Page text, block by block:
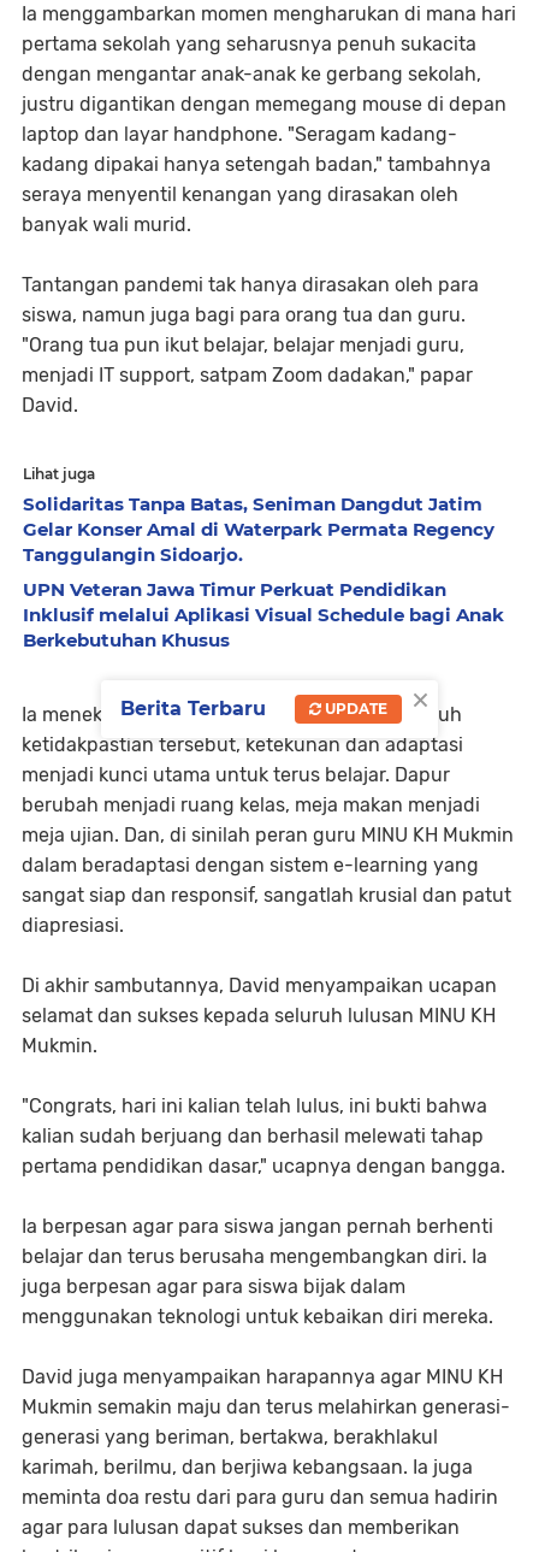
Ia menggambarkan momen mengharukan di mana hari
pertama sekolah yang seharusnya penuh sukacita
dengan mengantar anak-anak ke gerbang sekolah,
justru digantikan dengan memegang mouse di depan
laptop dan layar handphone. "Seragam kadang-
kadang dipakai hanya setengah badan," tambahnya
seraya menyentil kenangan yang dirasakan oleh
banyak wali murid.
Tantangan pandemi tak hanya dirasakan oleh para
siswa, namun juga bagi para orang tua dan guru.
"Orang tua pun ikut belajar, belajar menjadi guru,
menjadi IT support, satpam Zoom dadakan," papar
David.
Lihat juga
Solidaritas Tanpa Batas, Seniman Dangdut Jatim
Gelar Konser Amal di Waterpark Permata Regency
Tanggulangin Sidoarjo.
UPN Veteran Jawa Timur Perkuat Pendidikan
Inklusif melalui Aplikasi Visual Schedule bagi Anak
Berkebutuhan Khusus
Ia menekankan bahwa dalam situasi yang penuh
ketidakpastian tersebut, ketekunan dan adaptasi
menjadi kunci utama untuk terus belajar. Dapur
berubah menjadi ruang kelas, meja makan menjadi
meja ujian. Dan, di sinilah peran guru MINU KH Mukmin
dalam beradaptasi dengan sistem e-learning yang
sangat siap dan responsif, sangatlah krusial dan patut
diapresiasi.
Di akhir sambutannya, David menyampaikan ucapan
selamat dan sukses kepada seluruh lulusan MINU KH
Mukmin.
"Congrats, hari ini kalian telah lulus, ini bukti bahwa
kalian sudah berjuang dan berhasil melewati tahap
pertama pendidikan dasar," ucapnya dengan bangga.
Ia berpesan agar para siswa jangan pernah berhenti
belajar dan terus berusaha mengembangkan diri. Ia
juga berpesan agar para siswa bijak dalam
menggunakan teknologi untuk kebaikan diri mereka.
David juga menyampaikan harapannya agar MINU KH
Mukmin semakin maju dan terus melahirkan generasi-
generasi yang beriman, bertakwa, berakhlakul
karimah, berilmu, dan berjiwa kebangsaan. Ia juga
meminta doa restu dari para guru dan semua hadirin
agar para lulusan dapat sukses dan memberikan
×
Berita Terbaru UPDATE